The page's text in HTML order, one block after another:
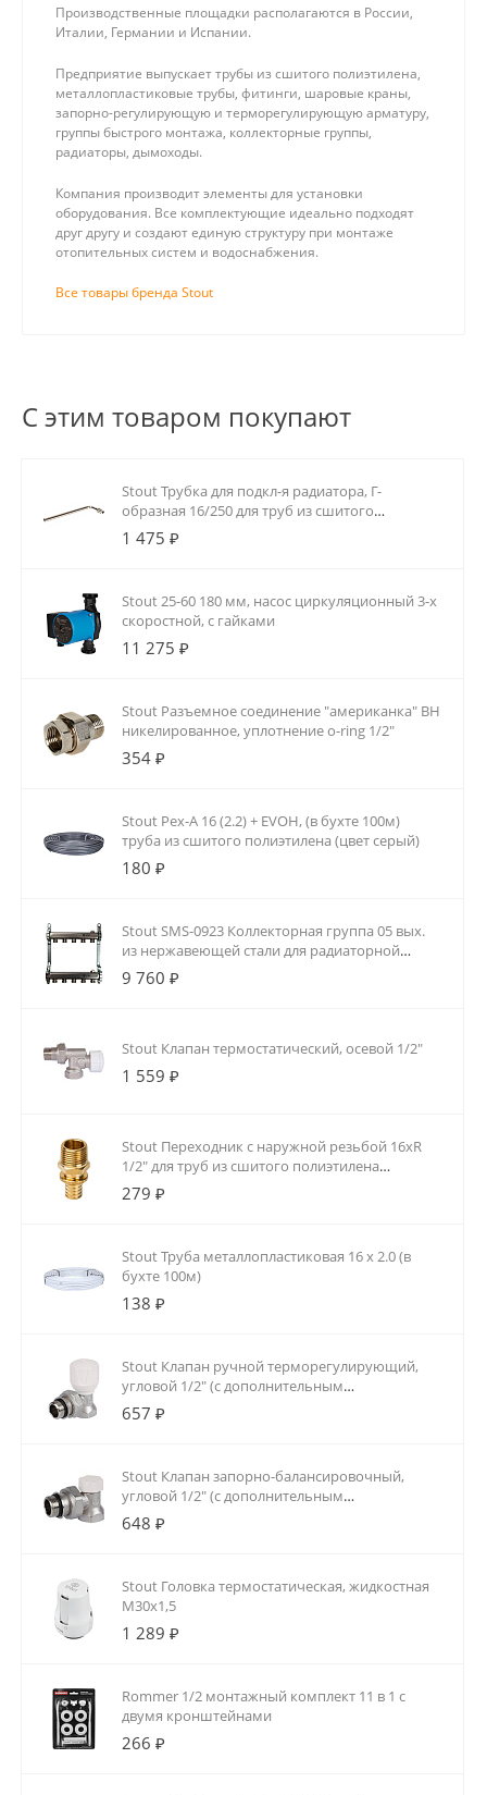
Производственные площадки располагаются в России,
Италии, Германии и Испании.
Предприятие выпускает трубы из сшитого полиэтилена,
металлопластиковые трубы, фитинги, шаровые краны,
запорно-регулирующую и терморегулирующую арматуру,
группы быстрого монтажа, коллекторные группы,
радиаторы, дымоходы.
Компания производит элементы для установки
оборудования. Все комплектующие идеально подходят
друг другу и создают единую структуру при монтаже
отопительных систем и водоснабжения.
Все товары бренда Stout
С этим товаром покупают
Stout Трубка для подкл-я радиатора, Г-
образная 16/250 для труб из сшитого
полиэтилена аксиальный
1 475 ₽
Stout 25-60 180 мм, насос циркуляционный 3-х
скоростной, с гайками
11 275 ₽
Stout Разъемное соединение "американка" ВН
никелированное, уплотнение o-ring 1/2"
354 ₽
Stout Pex-A 16 (2.2) + EVOH, (в бухте 100м)
труба из сшитого полиэтилена (цвет серый)
180 ₽
Stout SMS-0923 Коллекторная группа 05 вых.
из нержавеющей стали для радиаторной
разводки
9 760 ₽
Stout Клапан термостатический, осевой 1/2"
1 559 ₽
Stout Переходник с наружной резьбой 16xR
1/2" для труб из сшитого полиэтилена
аксиальный
279 ₽
Stout Труба металлопластиковая 16 х 2.0 (в
бухте 100м)
138 ₽
Stout Клапан ручной терморегулирующий,
угловой 1/2" (с дополнительным
уплотнением)
657 ₽
Stout Клапан запорно-балансировочный,
угловой 1/2" (с дополнительным
уплотнением)
648 ₽
Stout Головка термостатическая, жидкостная
M30x1,5
1 289 ₽
Rommer 1/2 монтажный комплект 11 в 1 с
двумя кронштейнами
266 ₽